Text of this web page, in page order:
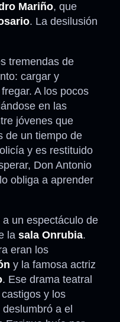
Mariño, que
. La desilusión
tremendas de
cargar y
A los pocos
en las
jóvenes que
de un tiempo de
y es restituido
Don Antonio
obliga a aprender
un espectáculo de
la sala Onrubia.
eran los
y la famosa actriz
. Ese drama teatral
castigos y los
deslumbró a el